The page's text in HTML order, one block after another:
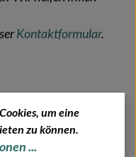
Kontaktformular.
um eine
zu können.
...